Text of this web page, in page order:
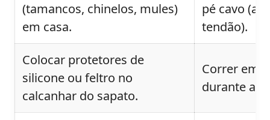
(tamancos, chinelos, mules)
em casa.
pé cavo
tendão).
Colocar protetores de
silicone ou feltro no
calcanhar do sapato.
Correr em
durante a